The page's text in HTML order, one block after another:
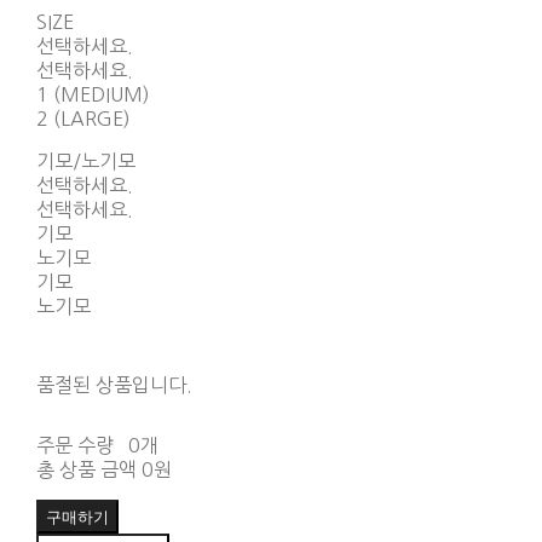
SIZE
선택하세요.
선택하세요.
1 (MEDIUM)
2 (LARGE)
기모/노기모
선택하세요.
선택하세요.
기모
노기모
기모
노기모
품절된 상품입니다.
주문 수량
0개
총 상품 금액 0원
구매하기